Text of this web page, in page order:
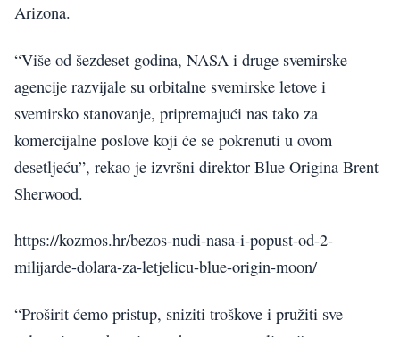
Arizona.
“Više od šezdeset godina, NASA i druge svemirske
agencije razvijale su orbitalne svemirske letove i
svemirsko stanovanje, pripremajući nas tako za
komercijalne poslove koji će se pokrenuti u ovom
desetljeću”, rekao je izvršni direktor Blue Origina Brent
Sherwood.
https://kozmos.hr/bezos-nudi-nasa-i-popust-od-2-
milijarde-dolara-za-letjelicu-blue-origin-moon/
“Proširit ćemo pristup, sniziti troškove i pružiti sve